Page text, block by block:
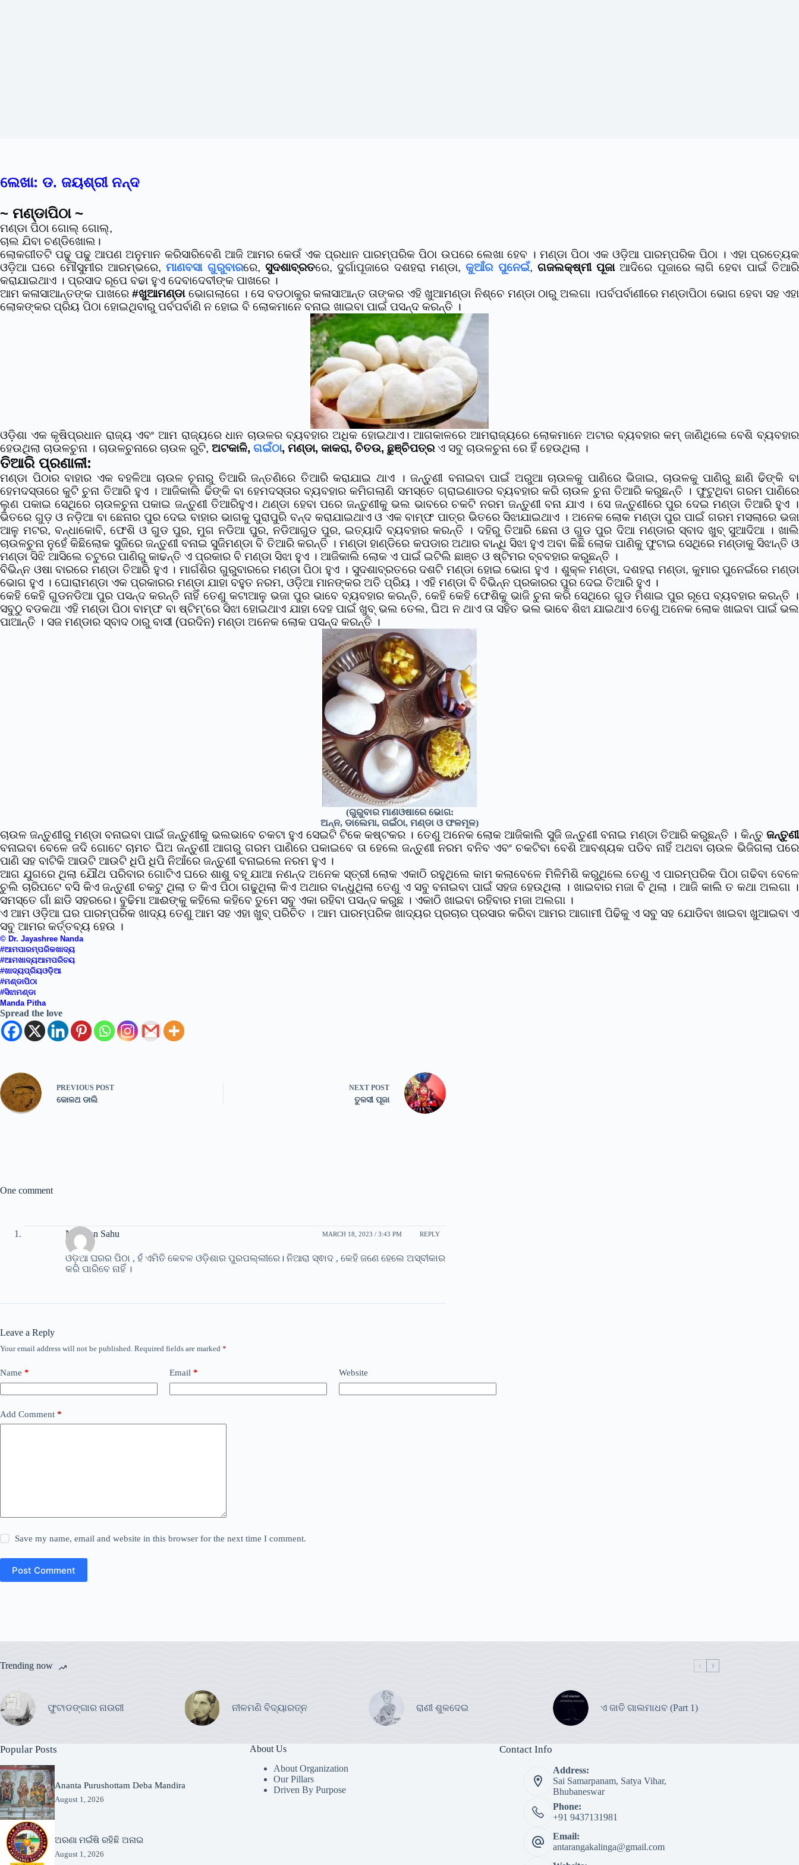
ଲେଖା: ଡ. ଜୟଶ୍ରୀ ନନ୍ଦ
~ ମଣ୍ଡାପିଠା ~
ମଣ୍ଡା ପିଠା ଗୋଲ୍ ଗୋଲ୍,
ଚାଲ ଯିବା ଚଣ୍ଡିଖୋଲ।
ଲୋକଗୀତଟି ପଢୁ ପଢୁ ଆପଣ ଅନୁମାନ କରିସାରିବେଣି ଆଜି ଆମର କେଉଁ ଏକ ପ୍ରଧାନ ପାରମ୍ପରିକ ପିଠା ଉପରେ ଲେଖା ହେବ । ମଣ୍ଡା ପିଠା ଏକ ଓଡ଼ିଆ ପାରମ୍ପରିକ ପିଠା । ଏହା ପ୍ରତ୍ୟେକ
ଓଡ଼ିଆ ଘରେ ମୌସୁମୀର ଆରମ୍ଭରେ,ମାଣବସା ଗୁରୁବାରରେ, ସୁଦଶାବ୍ରତରେ, ଦୁର୍ଗାପୂଜାରେ ଦଶହରା ମଣ୍ଡା,କୁଆଁର ପୁନେଇଁ, ଗଜଲକ୍ଷ୍ମୀ ପୂଜାଆଦିରେ ପୂଜାରେ ଲାଗି ହେବା ପାଇଁ ତିଆରି
କରାଯାଇଥାଏ । ପ୍ରସାଦ ରୂପେ ବଢା ହୁଏ ଦେବାଦେବୀଙ୍କ ପାଖରେ ।
ଆମ କଳାସାଆନ୍ତଙ୍କ ପାଖରେ#ଖୁଆମଣ୍ଡାଭୋଗଲାଗେ । ସେ ବଡଠାକୁର କଳାସାଆନ୍ତ ତାଙ୍କର ଏହି ଖୁଆମଣ୍ଡା ନିଶ୍ଚେ ମଣ୍ଡା ଠାରୁ ଅଲଗା ।ପର୍ବପର୍ବାଣୀରେ ମଣ୍ଡାପିଠା ଭୋଗ ହେବା ସହ ଏହା
ଲୋକଙ୍କର ପ୍ରିୟ ପିଠା ହୋଇଥିବାରୁ ପର୍ବପର୍ବାଣି ନ ହୋଇ ବି ଲୋକମାନେ ବନାଇ ଖାଇବା ପାଇଁ ପସନ୍ଦ କରନ୍ତି ।
ଓଡ଼ିଶା ଏକ କୃଷିପ୍ରଧାନ ରାଜ୍ୟ ଏବଂ ଆମ ରାଜ୍ୟରେ ଧାନ ଚାଉଳର ବ୍ୟବହାର ଅଧିକ ହୋଇଥାଏ। ଆଗକାଳରେ ଆମରାଜ୍ୟରେ ଲୋକମାନେ ଅଟାର ବ୍ୟବହାର କମ୍ ଜାଣିଥିଲେ ବେଶି ବ୍ୟବହାର
ହେଉଥିଲା ଚାଉଳଚୁନା । ଚାଉଳଚୁନାରେ ଚାଉଳ ରୁଟି, ଅଟକାଳି, ଗଇଁଠା, ମଣ୍ଡା, କାକରା, ଚିତଉ, ଛୁଞ୍ଚିପତ୍ରଏ ସବୁ ଚାଉଳଚୁନା ରେ ହିଁ ହେଉଥିଲା ।
ତିଆରି ପ୍ରଣାଳୀ:
ମଣ୍ଡା ପିଠାର ବାହାର ଏକ ବହଳିଆ ଚାଉଳ ଚୂନାରୁ ତିଆରି ଜନ୍ତଣିରେ ତିଆରି କରାଯାଇ ଥାଏ । ଜନ୍ତୁଣୀ ବନାଇବା ପାଇଁ ଅରୁଆ ଚାଉଳକୁ ପାଣିରେ ଭିଜାଇ, ଚାଉଳକୁ ପାଣିରୁ ଛାଣି ଢିଙ୍କି ବା
ହେମଦସ୍ତାରେ କୁଟି ଚୁନା ତିଆରି ହୁଏ । ଆଜିକାଲି ଢିଙ୍କି ବା ହେମଦସ୍ତାର ବ୍ୟବହାର କମିଗଲାଣି ସମସ୍ତେ ଗ୍ରାଇଣାଡର ବ୍ୟବହାର କରି ଚାଉଳ ଚୁନା ତିଆରି କରୁଛନ୍ତି । ଫୁଟୁଥିବା ଗରମ ପାଣିରେ
ଲୁଣ ପକାଇ ସେଥିରେ ଚାଉଳଚୁନା ପକାଇ ଜନ୍ତୁଣୀ ତିଆରିହୁଏ। ଥଣ୍ଡା ହେବା ପରେ ଜନ୍ତୁଣୀକୁ ଭଲ ଭାବରେ ଚକଟି ନରମ ଜନ୍ତୁଣୀ ବନା ଯାଏ । ସେ ଜନ୍ତୁଣୀରେ ପୁର ଦେଇ ମଣ୍ଡା ତିଆରି ହୁଏ ।
ଭିତରେ ଗୁଡ଼ ଓ ନଡ଼ିଆ ବା ଛେନାର ପୁର ଦେଇ ବାହାର ଭାଗକୁ ପୁରାପୁରି ବନ୍ଦ କରାଯାଇଥାଏ ଓ ଏକ ବାମ୍ଫ ପାତ୍ର ଭିତରେ ସିଝାଯାଇଥାଏ । ଅନେକ ଲୋକ ମଣ୍ଡା ପୁର ପାଇଁ ଗରମ ମସଲାରେ ଭଜା
ଆଳୁ ମଟର, ବନ୍ଧାକୋବି, ଫେଶି ଓ ଗୁଡ ପୁର, ମୁଗ ନଡିଆ ପୁର, ନଡିଆଗୁଡ ପୁର, ଇତ୍ୟାଦି ବ୍ୟବହାର କରନ୍ତି । ଦହିରୁ ତିଆରି ଛେନା ଓ ଗୁଡ ପୁର ଦିଆ ମଣ୍ଡାର ସ୍ବାଦ ଖୁବ୍ ସୁଆଦିଆ । ଖାଲି
ଚାଉଳଚୁନା ନୁହେଁ କିଛିଲୋକ ସୁଜିରେ ଜନ୍ତୁଣୀ ବନାଇ ସୁଜିମଣ୍ଡା ବି ତିଆରି କରନ୍ତି ।ମଣ୍ଡା ହାଣ୍ଡିରେ କପଡାର ଅଥାର ବାନ୍ଧି ସିଝା ହୁଏ ଅବା କିଛି ଲୋକ ପାଣିକୁ ଫୁଟାଇ ସେଥିରେ ମଣ୍ଡାକୁ ସିଝାନ୍ତି ଓ
ମଣ୍ଡା ସିଝି ଆସିଲେ ଚଟୁରେ ପାଣିରୁ କାଢନ୍ତି ଏ ପ୍ରକାର ବି ମଣ୍ଡା ସିଝା ହୁଏ । ଆଜିକାଲି ଲୋକ ଏ ପାଇଁ ଇଟିଲି ଛାଞ୍ଚ ଓ ଷ୍ଟିମର ବ୍ବବହାର କରୁଛନ୍ତି ।
ବିଭିନ୍ନ ଓଷା ବାରରେ ମଣ୍ଡା ତିଆରି ହୁଏ । ମାର୍ଗଶିର ଗୁରୁବାରରେ ମଣ୍ଡା ପିଠା ହୁଏ । ସୁଦଶାବ୍ରତରେ ଦଶଟି ମଣ୍ଡା ହୋଇ ଭୋଗ ହୁଏ । ଶୁକ୍ଳ ମଣ୍ଡା, ଦଶହରା ମଣ୍ଡା, କୁମାର ପୁନେଇଁରେ ମଣ୍ଡା
ଭୋଗ ହୁଏ । ଘୋରାମଣ୍ଡା ଏକ ପ୍ରକାରର ମଣ୍ଡା ଯାହା ବହୁତ ନରମ, ଓଡ଼ିଆ ମାନଙ୍କର ଅତି ପ୍ରିୟ । ଏହି ମଣ୍ଡା ବି ବିଭିନ୍ନ ପ୍ରକାରର ପୁର ଦେଇ ତିଆରି ହୁଏ ।
କେହି କେହି ଗୁଡନଡିଆ ପୁର ପସନ୍ଦ କରନ୍ତି ନାହିଁ ତେଣୁ କଟାଆଳୁ ଭଜା ପୁର ଭାବେ ବ୍ୟବହାର କରନ୍ତି, କେହି କେହି ଫେଶିକୁ ଭାଜି ଚୁନା କରି ସେଥିରେ ଗୁଡ ମିଶାଇ ପୁର ରୂପେ ବ୍ୟବହାର କରନ୍ତି ।
ସବୁଠୁ ବଡକଥା ଏହି ମଣ୍ଡା ପିଠା ବାମ୍ଫ ବା ଷ୍ଟିମ୍’ରେ ସିଝା ହୋଇଥାଏ ଯାହା ଦେହ ପାଇଁ ଖୁବ୍ ଭଲ ତେଲ, ଘିଅ ନ ଥାଏ ତା ସହିତ ଭଲ ଭାବେ ଶିଝା ଯାଇଥାଏ ତେଣୁ ଅନେକ ଲୋକ ଖାଇବା ପାଇଁ ଭଲ
ପାଆନ୍ତି । ସଜ ମଣ୍ଡାର ସ୍ବାଦ ଠାରୁ ବାସୀ (ପରଦିନ) ମଣ୍ଡା ଅନେକ ଲୋକ ପସନ୍ଦ କରନ୍ତି ।
(ଗୁରୁବାର ମାଣଓଷାରେ ଭୋଗ:
ଅନ୍ନ, ଡାଲେମା, ଗଇଁଠା, ମଣ୍ଡା ଓ ଫଳମୂଳ)
ଚାଉଳ ଜନ୍ତୁଣୀରୁ ମଣ୍ଡା ବନାଇବା ପାଇଁ ଜନ୍ତୁଣୀକୁ ଭଲଭାବେ ଚକଟା ହୁଏ ସେଇଟି ଟିକେ କଷ୍ଟକର । ତେଣୁ ଅନେକ ଲୋକ ଆଜିକାଲି ସୁଜି ଜନ୍ତୁଣୀ ବନାଇ ମଣ୍ଡା ତିଆରି କରୁଛନ୍ତି । କିନ୍ତୁ ଜନ୍ତୁଣୀ
ବନାଇବା ବେଳେ ଜଦି ଗୋଟେ ଚାମଚ ଘିଅ ଜନ୍ତୁଣୀ ଆଗରୁ ଗରମ ପାଣିରେ ପକାଇବେ ତା ହେଲେ ଜନ୍ତୁଣୀ ନରମ ବନିବ ଏବଂ ଚକଟିବା ବେଶି ଆବଶ୍ୟକ ପଡିବ ନାହିଁ ଅଥବା ଚାଉଳ ଭିଜିଗଲା ପରେ
ପାଣି ସହ ବାଟିକି ଆଉଟି ଆଉଟି ଧିପି ଧିପି ନିଆଁରେ ଜନ୍ତୁଣୀ ବନାଇଲେ ନରମ ହୁଏ ।
ଆଗ ଯୁଗରେ ଥିଲା ଯୌଥ ପରିବାର ଗୋଟିଏ ଘରେ ଶାଶୁ ବହୂ ଯାଆ ନଣନ୍ଦ ଅନେକ ସ୍ତ୍ରୀ ଲୋକ ଏକାଠି ରହୁଥିଲେ କାମ କଲାବେଳେ ମିଳିମିଶି କରୁଥିଲେ ତେଣୁ ଏ ପାରମ୍ପରିକ ପିଠା ଗଢିବା ବେଳେ
ଚୁଲି ଚାରିପଟେ ବସି କିଏ ଜନ୍ତୁଣୀ ଚକଟୁ ଥିଲା ତ କିଏ ପିଠା ଗଢୁଥିଲା କିଏ ଅଥାର ବାନ୍ଧୁଥିଲା ତେଣୁ ଏ ସବୁ ବନାଇବା ପାଇଁ ସହଜ ହେଉଥିଲା । ଖାଇବାର ମଜା ବି ଥିଲା । ଆଜି କାଲି ତ କଥା ଅଲଗା ।
ସମସ୍ତେ ଗାଁ ଛାଡି ସହରରେ। ବୁଢିମା ଆଈଙ୍କୁ କହିଲେ କହିବେ ତୁମେ ସବୁ ଏକା ରହିବା ପସନ୍ଦ କରୁଛ । ଏକାଠି ଖାଇବା ରହିବାର ମଜା ଅଲଗା ।
ଏ ଆମ ଓଡ଼ିଆ ଘର ପାରମ୍ପରିକ ଖାଦ୍ୟ ତେଣୁ ଆମ ସହ ଏହା ଖୁବ୍ ପରିଚିତ । ଆମ ପାରମ୍ପରିକ ଖାଦ୍ୟର ପ୍ରଚାର ପ୍ରସାର କରିବା ଆମର ଆଗାମୀ ପିଢିକୁ ଏ ସବୁ ସହ ଯୋଡିବା ଖାଇବା ଖୁଆଇବା ଏ
ସବୁ ଆମର କର୍ତ୍ତବ୍ୟ ହେଉ ।
© Dr. Jayashree Nanda
#ଆମପାରମ୍ପରିକଖାଦ୍ୟ
#ଆମଖାଦ୍ୟଆମପରିଚୟ
#ଖାଦ୍ୟପ୍ରିୟଓଡ଼ିଆ
#ମଣ୍ଡାପିଠା
#ସିଝାମଣ୍ଡା
Manda Pitha
Spread the love
PREVIOUS POST
କୋଳଥ ଡାଲି
NEXT POST
ତୁଳସୀ ପୂଜା
One comment
Niranjan Sahu MARCH 18, 2023 / 3:43 PM REPLY
ଓଡ଼ିଆ ଘରର ପିଠା , ହଁ ଏମିତି କେବଳ ଓଡ଼ିଶାର ପୁରପଲ୍ଲୀରେ। ନିଆରା ସ୍ଵାଦ , କେହି ଜଣେ ହେଲେ ଅସ୍ବୀକାର
କରି ପାରିବେ ନାହିଁ ।
Leave a Reply
Your email address will not be published. Required fields are marked *
Name * Email * Website
Add Comment *
Save my name, email and website in this browser for the next time I comment.
Post Comment
Trending now
ଫୁଟାଡଙ୍ଗାର ନାଉରୀ ନୀଳମଣି ବିଦ୍ୟାରତ୍ନ ରାଣୀ ଶୁକଦେଇ ଏ ଜାତି ଗାଲମାଧବ (Part 1)
Popular Posts
Ananta Purushottam Deba Mandira
August 1, 2026
ଅରଣା ମଇଁଷି ରହିଛି ଅନାଇ
August 1, 2026
About Us
About Organization
Our Pillars
Driven By Purpose​
Contact Info
Address:
Sai Samarpanam, Satya Vihar,
Bhubaneswar
Phone:
+91 9437131981
Email:
antarangakalinga@gmail.com